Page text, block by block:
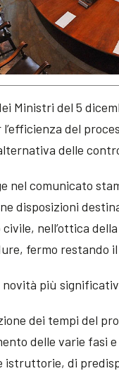
Ministri del 5
l’efficienza del
delle
nel comunicato
disposizioni
nell’ottica
fermo restando
novità più
dei tempi del
delle varie fasi
istruttorie, di